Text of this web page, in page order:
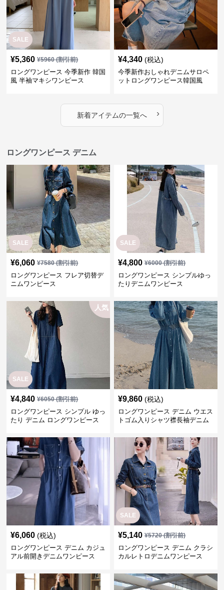
風 半袖マキシワンピース ットロングワンピース韓国風
新着アイテムの一覧へ ›
ロングワンピース デニム
SALE
7580(割引前)
ロングワンピース フレア切替デ
ニムワンピース
SALE
4,800 ¥6000 (割引前)
ロングワンピース シンプルゆっ
たりデニムワンピース
SALE
人気
4,840 ¥6050 (割引前)
ロングワンピース シンプル ゆっ
たり デニム ロングワンピース
¥9,860 (税込)
ロングワンピース デニム ウエス
トゴム入りシャツ襟長袖デニム
ロングワンピース
¥6,060 (税込)
ロングワンピース デニム カジュ
アル前開きデニムワンピース
SALE
5,140 ¥5720 (割引前)
ロングワンピース デニム クラシ
カルレトロデニムワンピース